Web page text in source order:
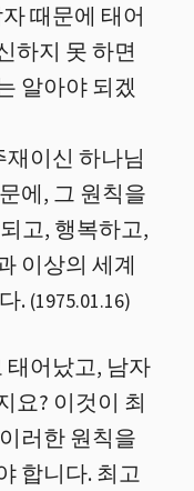
때문에 태어
하지 못 하면
알아야 되겠
이신 하나님
에, 그 원칙을
고, 행복하고,
이상의 세계
. (1975.01.16)
태어났고, 남자
요? 이것이 최
러한 원칙을
합니다. 최고